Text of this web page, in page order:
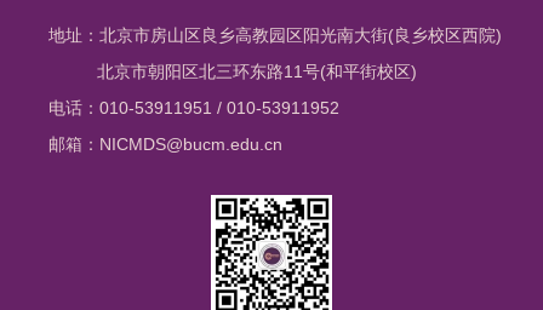
地址：北京市房山区良乡高教园区阳光南大街(良乡校区西院)
北京市朝阳区北三环东路11号(和平街校区)
电话：010-53911951 / 010-53911952
邮箱：NICMDS@bucm.edu.cn